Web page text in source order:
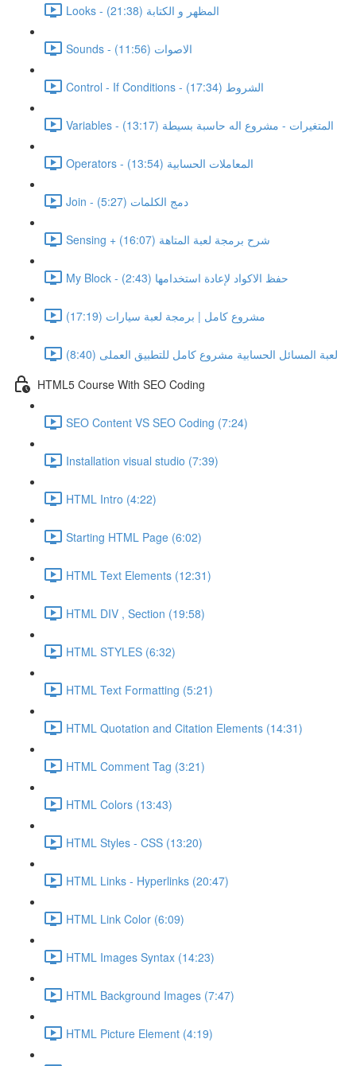
Looks - المظهر و الكتابة (21:38)
Sounds - الاصوات (11:56)
Control - If Conditions - الشروط (17:34)
Variables - المتغيرات - مشروع اله حاسبة بسيطة (13:17)
Operators - المعاملات الحسابية (13:54)
Join - دمج الكلمات (5:27)
Sensing + شرح برمجة لعبة المتاهة (16:07)
My Block - حفظ الاكواد لإعادة استخدامها (2:43)
مشروع كامل | برمجة لعبة سيارات (17:19)
لعبة المسائل الحسابية مشروع كامل للتطبيق العملى (8:40)
HTML5 Course With SEO Coding
SEO Content VS SEO Coding (7:24)
Installation visual studio (7:39)
HTML Intro (4:22)
Starting HTML Page (6:02)
HTML Text Elements (12:31)
HTML DIV , Section (19:58)
HTML STYLES (6:32)
HTML Text Formatting (5:21)
HTML Quotation and Citation Elements (14:31)
HTML Comment Tag (3:21)
HTML Colors (13:43)
HTML Styles - CSS (13:20)
HTML Links - Hyperlinks (20:47)
HTML Link Color (6:09)
HTML Images Syntax (14:23)
HTML Background Images (7:47)
HTML Picture Element (4:19)